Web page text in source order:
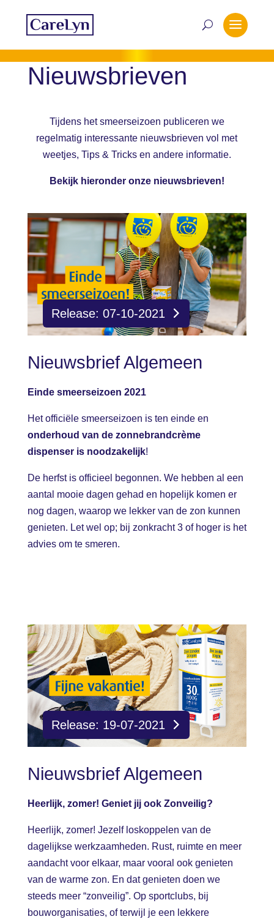
Nieuwsbrieven
Tijdens het smeerseizoen publiceren we
regelmatig interessante nieuwsbrieven vol met
weetjes, Tips & Tricks en andere informatie.
Bekijk hieronder onze nieuwsbrieven!
Release: 07-10-2021
Nieuwsbrief Algemeen
Einde smeerseizoen 2021
Het officiële smeerseizoen is ten einde en
onderhoud van de zonnebrandcrème
dispenser is noodzakelijk!
De herfst is officieel begonnen. We hebben al een
aantal mooie dagen gehad en hopelijk komen er
nog dagen, waarop we lekker van de zon kunnen
genieten. Let wel op; bij zonkracht 3 of hoger is het
advies om te smeren.
Release: 19-07-2021
Nieuwsbrief Algemeen
Heerlijk, zomer! Geniet jij ook Zonveilig?
Heerlijk, zomer! Jezelf loskoppelen van de
dagelijkse werkzaamheden. Rust, ruimte en meer
aandacht voor elkaar, maar vooral ook genieten
van de warme zon. En dat genieten doen we
steeds meer “zonveilig”. Op sportclubs, bij
bouworganisaties, of terwijl je een lekkere